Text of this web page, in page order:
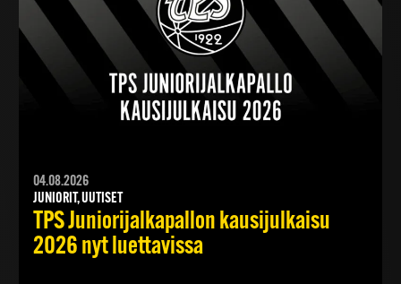
04.08.2026
JUNIORIT, UUTISET
TPS Juniorijalkapallon kausijulkaisu
2026 nyt luettavissa